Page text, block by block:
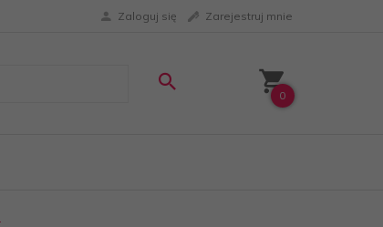
Zaloguj się Zarejestruj mnie
0